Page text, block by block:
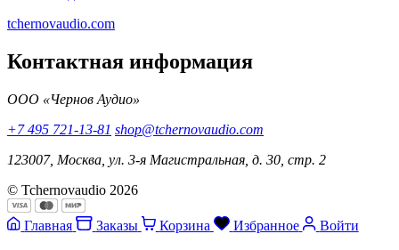
tchernovaudio.com
Контактная информация
ООО «Чернов Аудио»
+7 495 721-13-81 shop@tchernovaudio.com
123007, Москва, ул. 3-я Магистральная, д. 30, стр. 2
© Tchernovaudio 2026
Главная Заказы Корзина Избранное Войти